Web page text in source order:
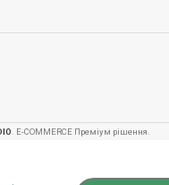
. E-COMMERCE Преміум рішення.